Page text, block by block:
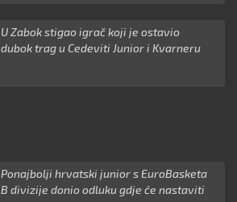
U Zabok stigao igrač koji je ostavio
dubok trag u Cedeviti Junior i Kvarneru
Ponajbolji hrvatski junior s EuroBasketa
B divizije donio odluku gdje će nastaviti